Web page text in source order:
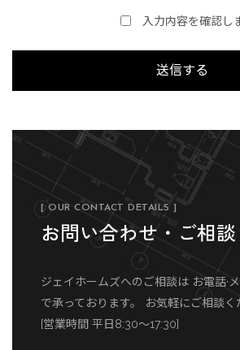
入力内容を確認し
[ OUR CONTACT DETAILS ]
お問い合わせ・ご相談
ジェイホームズへのご相談は お電話·
で承っております。
お気軽にご相談く
[営業時間 平日8:30～17:30]